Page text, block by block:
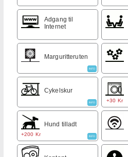
Adgang til
Internet
Marguritteruten
INFO
Cykelskur
INFO +30 Kr
+200 Kr
Hund tilladt
INFO